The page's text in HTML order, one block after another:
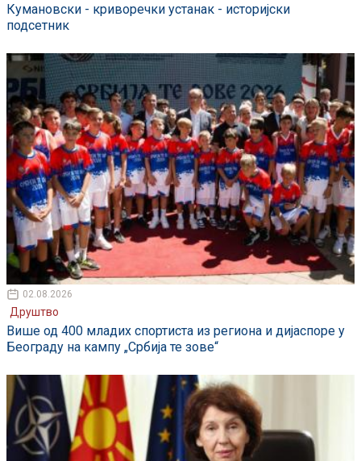
Кумановски - криворечки устанак - историјски
подсетник
02.08.2026
Друштво
Више од 400 младих спортиста из региона и дијаспоре у
Београду на кампу „Србија те зове“